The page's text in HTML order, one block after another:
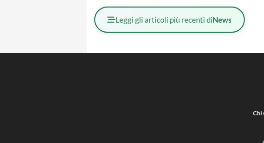
Leggi gli articoli più recenti diNews
Chi